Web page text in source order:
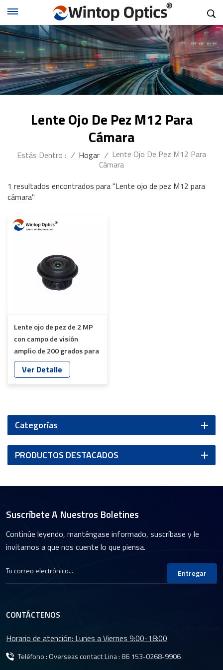
Lente Ojo De Pez M12 Para
Cámara
Estás Dentro : / Hogar / Lente Ojo De Pez M12 Para
Cámara
1 resultados encontrados para "Lente ojo de pez M12 para
cámara"
Lente ojo de pez de 2 MP
con campo de visión
amplio de 200 grados para
cámara YT-6053P-S1
Ver Detalle
Categorías
PRODUCTOS DESTACADOS
Suscríbete A Nuestros Boletines
Continúe leyendo, manténgase informado, suscríbase y le
invitamos a que nos cuente lo que piensa.
Entregar
CONTÁCTENOS
Horario de atención: Lunes a Viernes 9:00-18:00
Teléfono : Overseas contact Lina : 86 153-0268-9906